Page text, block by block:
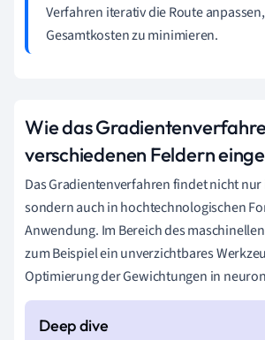
Verfahren iterativ die Route
Gesamtkosten zu minimieren.
Wie das
verschiedenen Feldern
Das Gradientenverfahren findet nicht
sondern auch in hochtechnologischen
Anwendung. Im Bereich des
zum Beispiel ein unverzichtbares
Optimierung der Gewichtungen in